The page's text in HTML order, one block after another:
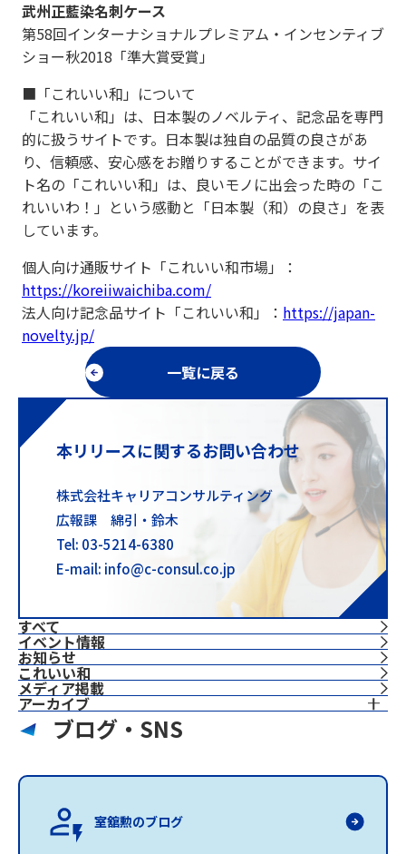
すべて
イベント情報
お知らせ
これいい和
⁨⁩メディア掲載
アーカイブ
武州正藍染名刺ケース
第58回インターナショナルプレミアム・インセンティブ
ショー秋2018「準大賞受賞」
■「これいい和」について
「これいい和」は、日本製のノベルティ、記念品を専門
的に扱うサイトです。日本製は独自の品質の良さがあ
り、信頼感、安心感をお贈りすることができます。サイ
ト名の「これいい和」は、良いモノに出会った時の「こ
れいいわ！」という感動と「日本製（和）の良さ」を表
しています。
個人向け通販サイト「これいい和市場」：
https://koreiiwaichiba.com/
法人向け記念品サイト「これいい和」： https://japan-
novelty.jp/
一覧に戻る
本リリースに関するお問い合わせ
株式会社キャリアコンサルティング
広報課 綿引・鈴木
Tel: 03-5214-6380
E-mail: info@c-consul.co.jp
ブログ・SNS
室舘勲のブログ